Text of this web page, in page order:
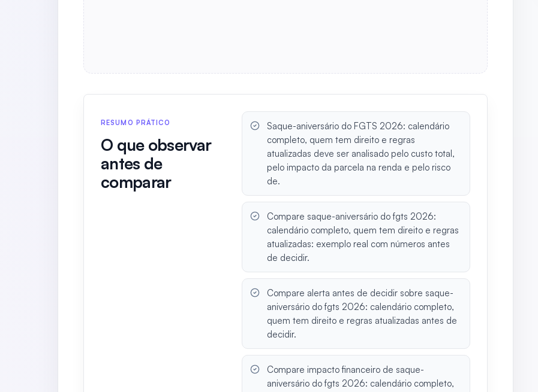
RESUMO PRÁTICO
O que observar
antes de
comparar
Saque-aniversário do FGTS 2026: calendário
completo, quem tem direito e regras
atualizadas deve ser analisado pelo custo total,
pelo impacto da parcela na renda e pelo risco
de.
Compare saque-aniversário do fgts 2026:
calendário completo, quem tem direito e regras
atualizadas: exemplo real com números antes
de decidir.
Compare alerta antes de decidir sobre saque-
aniversário do fgts 2026: calendário completo,
quem tem direito e regras atualizadas antes de
decidir.
Compare impacto financeiro de saque-
aniversário do fgts 2026: calendário completo,